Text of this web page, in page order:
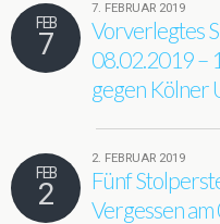
FEB
7
7. FEBRUAR 2019
Vorverlegtes
08.02.2019 –
gegen Kölner
FEB
2
2. FEBRUAR 2019
Fünf
Vergessen